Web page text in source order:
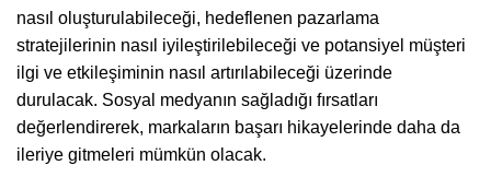
nasıl oluşturulabileceği, hedeflenen pazarlama
stratejilerinin nasıl iyileştirilebileceği ve potansiyel müşteri
ilgi ve etkileşiminin nasıl artırılabileceği üzerinde
durulacak. Sosyal medyanın sağladığı fırsatları
değerlendirerek, markaların başarı hikayelerinde daha da
ileriye gitmeleri mümkün olacak.